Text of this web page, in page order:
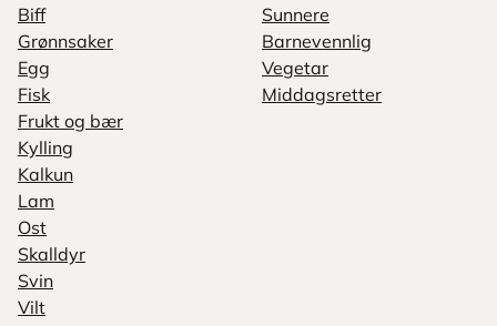
Biff
Grønnsaker
Egg
Fisk
Frukt og bær
Kylling
Kalkun
Lam
Ost
Skalldyr
Svin
Vilt
Sunnere
Barnevennlig
Vegetar
Middagsretter